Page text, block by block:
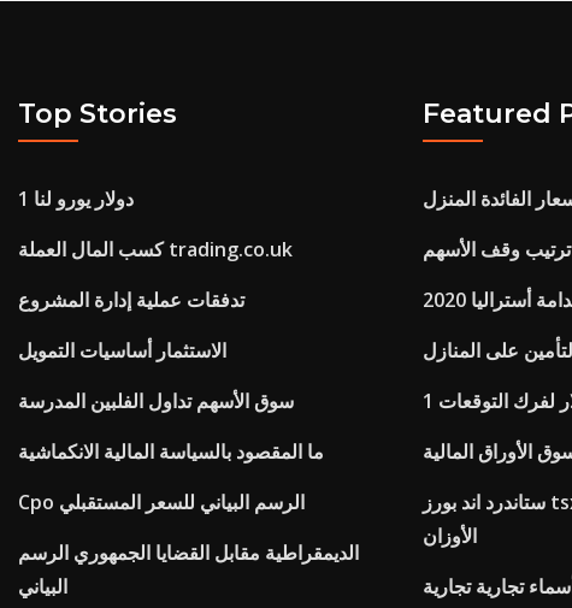
Top Stories
1 دولار يورو لنا
كسب المال العملة trading.co.uk
تدفقات عملية إدارة المشروع
الاستثمار أساسيات التمويل
سوق الأسهم تداول الفلبين المدرسة
ما المقصود بالسياسة المالية الانكماشية
Cpo الرسم البياني للسعر المستقبلي
الديمقراطية مقابل القضايا الجمهوري الرسم
البياني
Featured
الفائدة المنزل
ترتيب وقف الأسهم
أستراليا 2020
على المنازل
لفرك التوقعات
سوق الأوراق المالية
ستاندرد اند بورز tsx مؤشر المكونات المركبة
الأوزان
تجارية تجارية